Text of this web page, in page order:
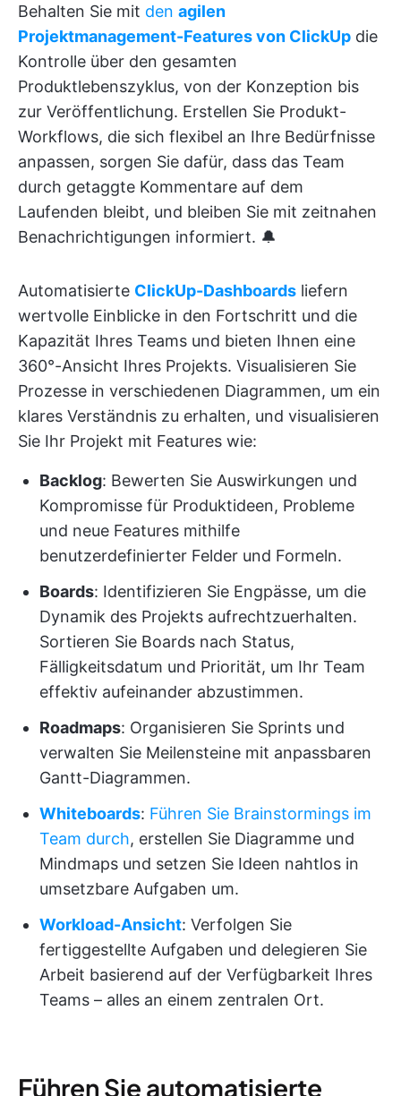
Behalten Sie mit den agilen
Projektmanagement-Features von ClickUp die
Kontrolle über den gesamten
Produktlebenszyklus, von der Konzeption bis
zur Veröffentlichung. Erstellen Sie Produkt-
Workflows, die sich flexibel an Ihre Bedürfnisse
anpassen, sorgen Sie dafür, dass das Team
durch getaggte Kommentare auf dem
Laufenden bleibt, und bleiben Sie mit zeitnahen
Benachrichtigungen informiert. 🔔
Automatisierte ClickUp-Dashboards liefern
wertvolle Einblicke in den Fortschritt und die
Kapazität Ihres Teams und bieten Ihnen eine
360°-Ansicht Ihres Projekts. Visualisieren Sie
Prozesse in verschiedenen Diagrammen, um ein
klares Verständnis zu erhalten, und visualisieren
Sie Ihr Projekt mit Features wie:
Backlog: Bewerten Sie Auswirkungen und
Kompromisse für Produktideen, Probleme
und neue Features mithilfe
benutzerdefinierter Felder und Formeln.
Boards: Identifizieren Sie Engpässe, um die
Dynamik des Projekts aufrechtzuerhalten.
Sortieren Sie Boards nach Status,
Fälligkeitsdatum und Priorität, um Ihr Team
effektiv aufeinander abzustimmen.
Roadmaps: Organisieren Sie Sprints und
verwalten Sie Meilensteine mit anpassbaren
Gantt-Diagrammen.
Whiteboards: Führen Sie Brainstormings im
Team durch, erstellen Sie Diagramme und
Mindmaps und setzen Sie Ideen nahtlos in
umsetzbare Aufgaben um.
Workload-Ansicht: Verfolgen Sie
fertiggestellte Aufgaben und delegieren Sie
Arbeit basierend auf der Verfügbarkeit Ihres
Teams – alles an einem zentralen Ort.
Führen Sie automatisierte